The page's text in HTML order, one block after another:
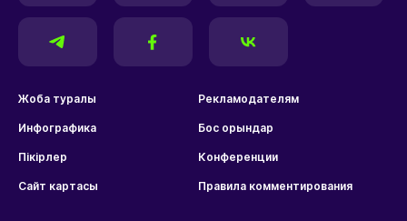
Жоба туралы Рекламодателям
Инфографика Бос орындар
Пікірлер Конференции
Сайт картасы Правила комментирования